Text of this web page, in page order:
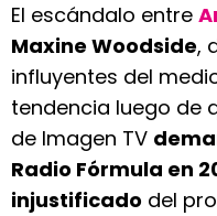
El escándalo entre
Maxine Woodside,
influyentes del
tendencia luego de
de Imagen TV
Radio Fórmula en
injustificado del